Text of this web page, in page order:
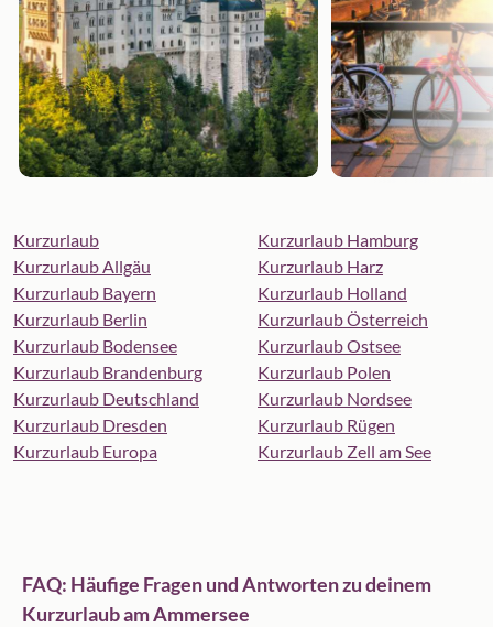
Kurzurlaub
Kurzurlaub Allgäu
Kurzurlaub Bayern
Kurzurlaub Berlin
Kurzurlaub Bodensee
Kurzurlaub Brandenburg
Kurzurlaub Deutschland
Kurzurlaub Dresden
Kurzurlaub Europa
Kurzurlaub Hamburg
Kurzurlaub Harz
Kurzurlaub Holland
Kurzurlaub Österreich
Kurzurlaub Ostsee
Kurzurlaub Polen
Kurzurlaub Nordsee
Kurzurlaub Rügen
Kurzurlaub Zell am See
FAQ: Häufige Fragen und Antworten zu deinem
Kurzurlaub am Ammersee